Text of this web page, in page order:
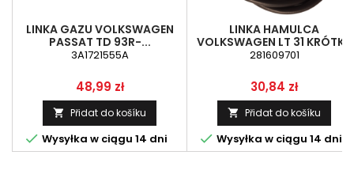
LINKA GAZU VOLKSWAGEN
PASSAT TD 93R-...
3A1721555A
Cena
48,99 zł
 Přidat do košíku
 Wysyłka w ciągu 14 dni
LINKA HAMULCA
VOLKSWAGEN LT 31 KRÓTKA
281609701
Cena
30,84 zł
 Přidat do košíku
 Wysyłka w ciągu 14 dni